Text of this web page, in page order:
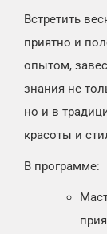
Встретить
приятно и
опытом,
знания не
но и в
красоты и
В программе: